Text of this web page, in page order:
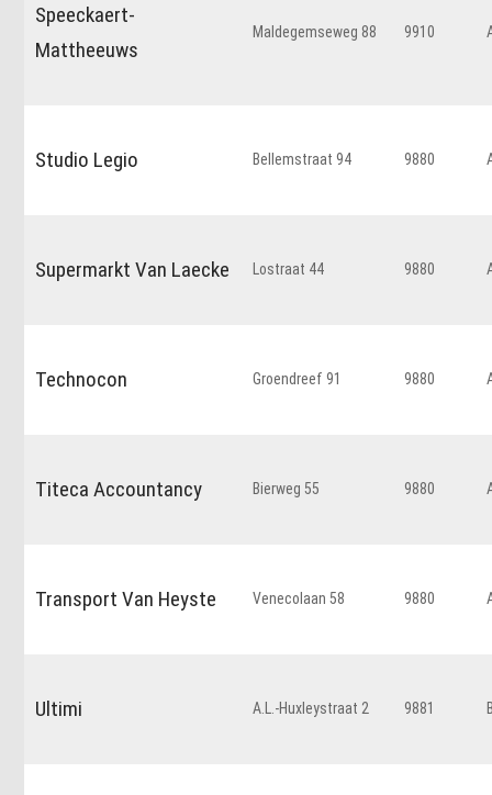
Speeckaert-
Mattheeuws
Maldegemseweg 88 9910
Studio Legio Bellemstraat 94 9880
Supermarkt Van Laecke Lostraat 44 9880
Technocon Groendreef 91 9880
Titeca Accountancy Bierweg 55 9880
Transport Van Heyste Venecolaan 58 9880
Ultimi A.L.-Huxleystraat 2 9881